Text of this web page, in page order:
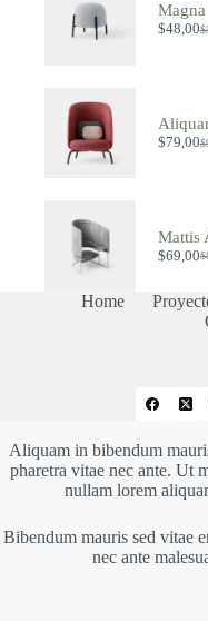
$
$48,00
$
$79,00
Mattis
$
$69,00
Home
Aliquam in bibendum
pharetra vitae nec ante. Ut
nullam lorem
Bibendum mauris sed vitae
nec ante